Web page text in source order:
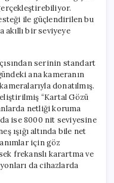
ile güçlendirilen bu
akıllı bir seviyeye
serinin standart
ana kameranın
donatılmış.
“Kartal Gözü
netliği koruma
ise 8000 nit seviyesine
ışığı altında bile net
için göz
frekanslı karartma ve
da cihazlarda